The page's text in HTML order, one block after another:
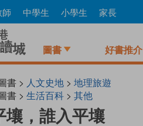
中學生 小學生 家長
圖書 好書推介
書 > 人文史地 > 地理旅遊
書 > 生活百科 > 其他
壤，誰入平壤